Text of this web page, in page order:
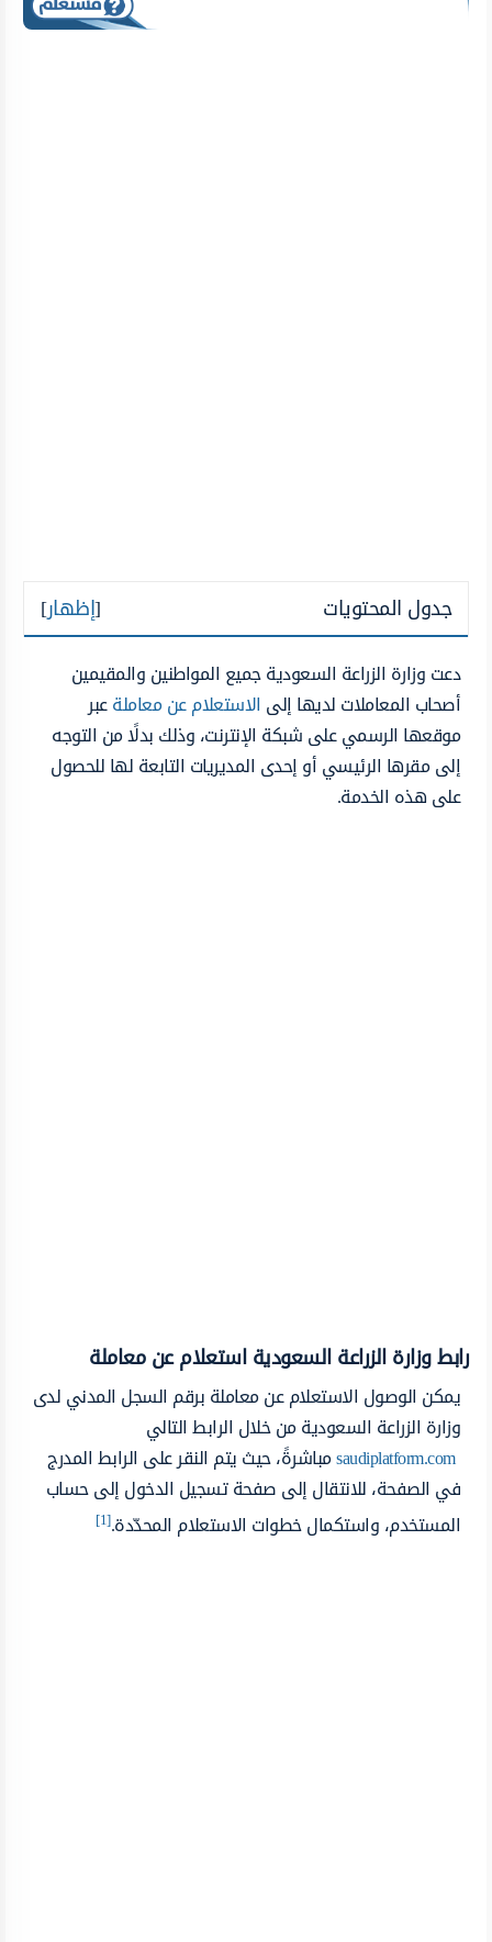
جدول المحتويات [إظهار]
دعت وزارة الزراعة السعودية جميع المواطنين والمقيمين
أصحاب المعاملات لديها إلى الاستعلام عن معاملةعبر
موقعها الرسمي على شبكة الإنترنت، وذلك بدلًا من التوجه
إلى مقرها الرئيسي أو إحدى المديريات التابعة لها للحصول
على هذه الخدمة.
رابط وزارة الزراعة السعودية استعلام عن معاملة
يمكن الوصول الاستعلام عن معاملة برقم السجل المدني لدى
وزارة الزراعة السعودية من خلال الرابط التالي
saudiplatform.com
مباشرةً، حيث يتم النقر على الرابط المدرج
في الصفحة، للانتقال إلى صفحة تسجيل الدخول إلى حساب
المستخدم، واستكمال خطوات الاستعلام المحدّدة.[1]